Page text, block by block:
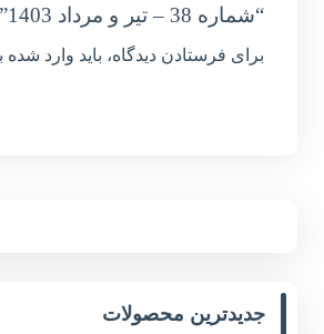
“شماره 38 – تیر و مرداد 1403”
برای فرستادن دیدگاه، باید وارد شده
جدیدترین محصولات